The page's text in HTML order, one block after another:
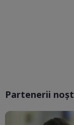
Partenerii